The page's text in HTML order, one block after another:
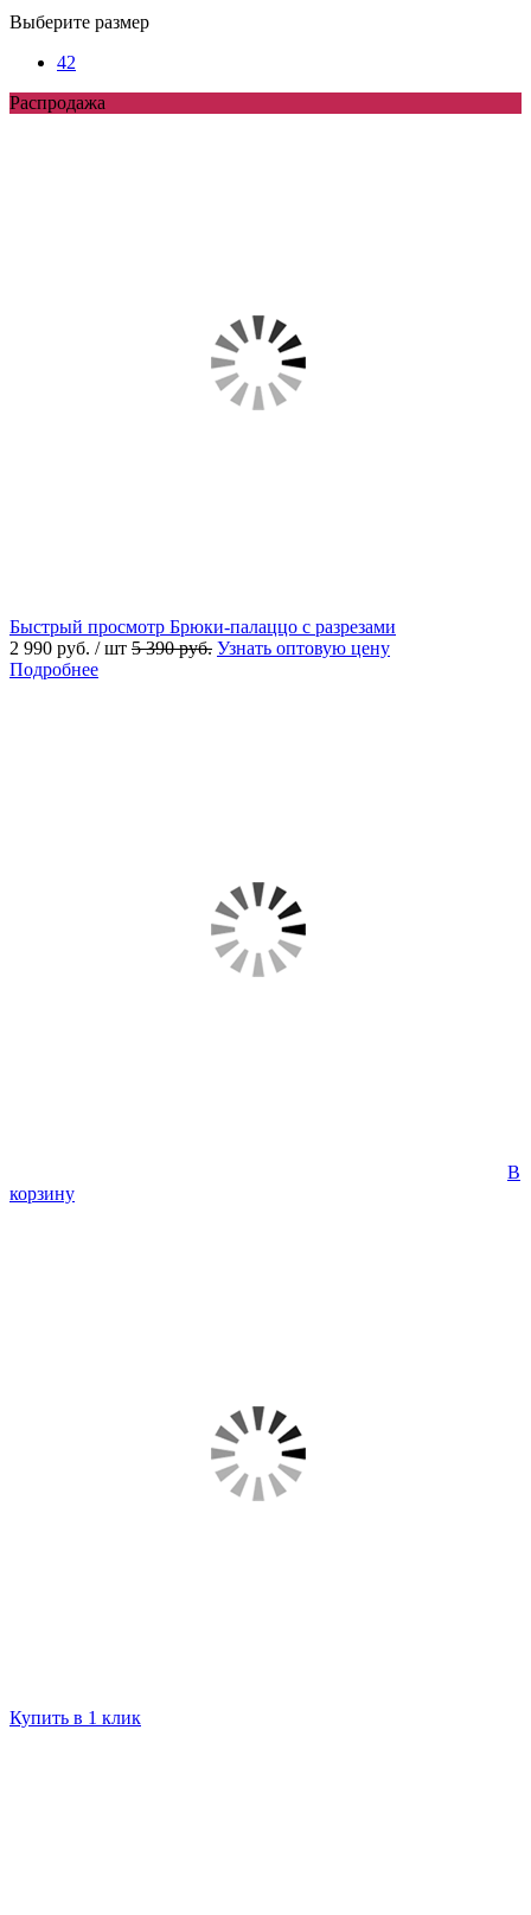
Выберите размер
42
Распродажа
Быстрый просмотр Брюки-палаццо с разрезами
2 990 руб. / шт 5 390 руб. Узнать оптовую цену
Подробнее
В
корзину
Купить в 1 клик